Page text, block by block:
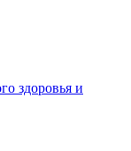
здоровья и